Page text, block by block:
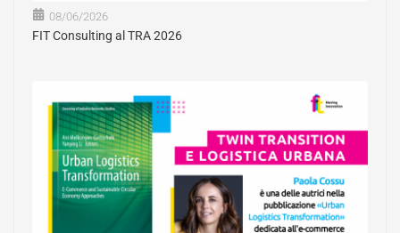
08/06/2026
FIT Consulting al TRA 2026